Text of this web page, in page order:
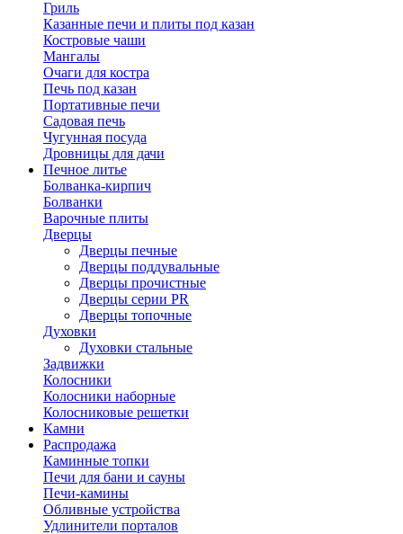
Гриль
Казанные печи и плиты под казан
Костровые чаши
Мангалы
Очаги для костра
Печь под казан
Портативные печи
Садовая печь
Чугунная посуда
Дровницы для дачи
Печное литье
Болванка-кирпич
Болванки
Варочные плиты
Дверцы
Дверцы печные
Дверцы поддувальные
Дверцы прочистные
Дверцы серии PR
Дверцы топочные
Духовки
Духовки стальные
Задвижки
Колосники
Колосники наборные
Колосниковые решетки
Камни
Распродажа
Каминные топки
Печи для бани и сауны
Печи-камины
Обливные устройства
Удлинители порталов